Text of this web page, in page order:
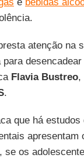
atenção na
Flavia Bustreo,
.
que há
se os